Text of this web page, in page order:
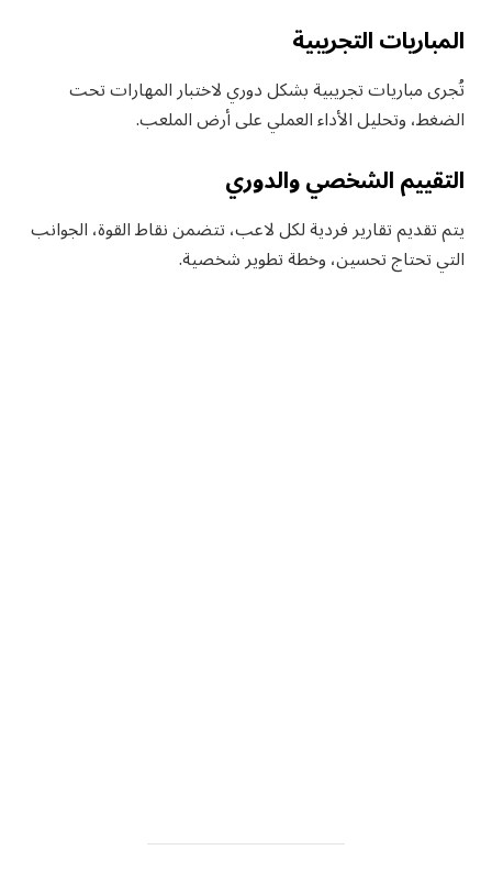
المباريات التجريبية
تُجرى مباريات تجريبية بشكل دوري لاختبار المهارات تحت
الضغط، وتحليل الأداء العملي على أرض الملعب.
التقييم الشخصي والدوري
يتم تقديم تقارير فردية لكل لاعب، تتضمن نقاط القوة، الجوانب
التي تحتاج تحسين، وخطة تطوير شخصية.